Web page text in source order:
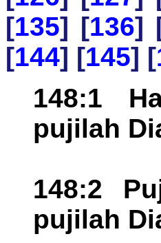
[135] [136]
[144] [145] [
148:1
pujilah
148:2
pujilah